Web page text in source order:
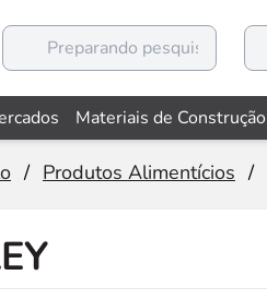
Materiais de Construção
/ Produtos Alimentícios /